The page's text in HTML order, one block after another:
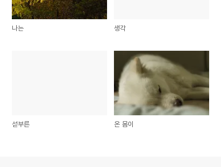
나는 생각
섣부른 온 몸이